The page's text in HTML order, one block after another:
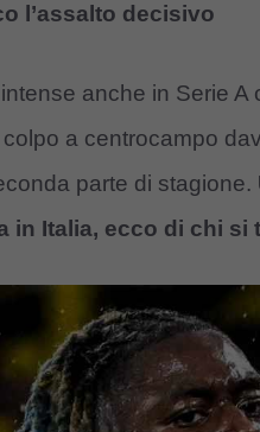
l’assalto decisivo
anche in Serie A
a centrocampo
parte di stagione.
in Italia, ecco di chi si